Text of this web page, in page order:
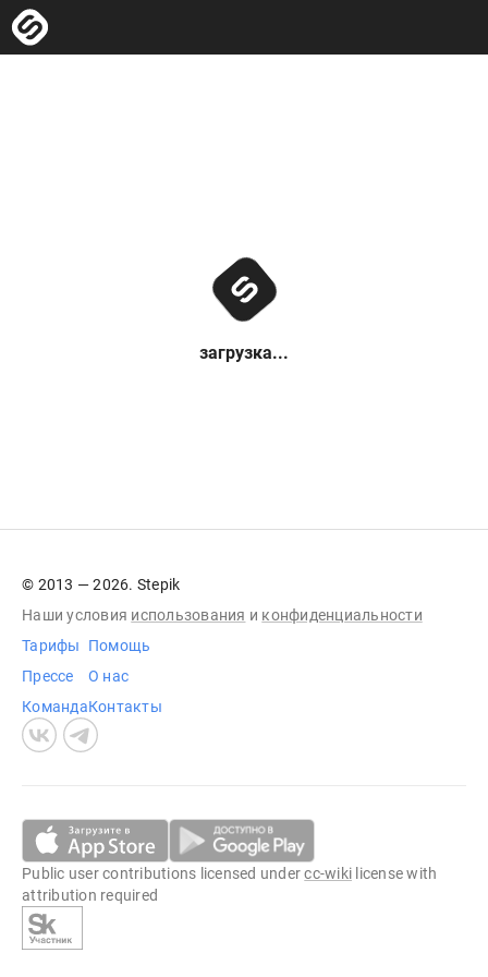
загрузка...
© 2013 — 2026. Stepik
Наши условия использования и конфиденциальности
Тарифы
Прессе
Команда
Помощь
О нас
Контакты
Public user contributions licensed undercc-wiki license with
attribution required